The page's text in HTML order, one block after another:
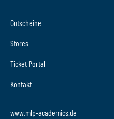
Gutscheine
Stores
Ticket Portal
Kontakt
www.mlp-academics.de